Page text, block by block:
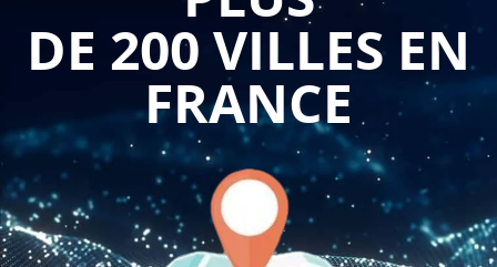
des espaces naturels. Ils sont ainsi en mesure d'identifier les
différentes catégories d'espaces protégés, les droits et les
devoirs qui en découlent, ainsi que les mesures spécifiques à
mettre en place pour assurer leur préservation.
Un des avantages majeurs de cette formation est la capacité à
garantir la conformité légale des activités de l'entreprise. En
maîtrisant les aspects juridiques, les professionnels sont en
mesure d'identifier les réglementations spécifiques qui
DE 200 VILLES EN
FRANCE